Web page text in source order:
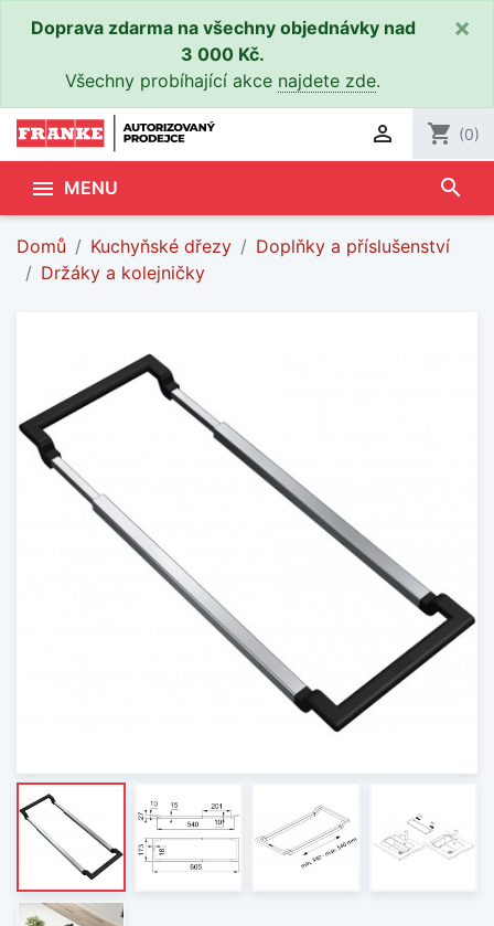
Doprava zdarma na všechny objednávky nad
3 000 Kč.
Všechny probíhající akce najdete zde.
×
 shopping_cart (0)
 MENU search
Domů Kuchyňské dřezy
Doplňky a příslušenství
Držáky a kolejničky